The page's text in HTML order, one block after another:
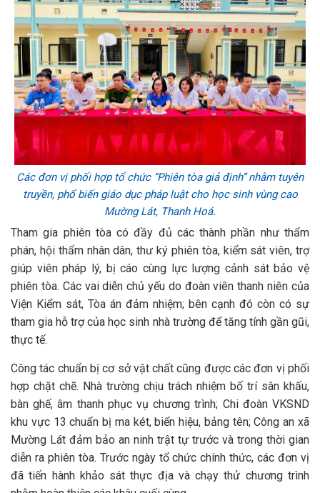
Các đơn vị phối hợp tổ chức “Phiên tòa giả định” nhằm tuyên
truyền, phổ biến giáo dục pháp luật cho học sinh vùng cao
Mường Lát, Thanh Hoá.
Tham gia phiên tòa có đầy đủ các thành phần như thẩm
phán, hội thẩm nhân dân, thư ký phiên tòa, kiểm sát viên, trợ
giúp viên pháp lý, bị cáo cùng lực lượng cảnh sát bảo vệ
phiên tòa. Các vai diễn chủ yếu do đoàn viên thanh niên của
Viện Kiểm sát, Tòa án đảm nhiệm; bên cạnh đó còn có sự
tham gia hỗ trợ của học sinh nhà trường để tăng tính gần gũi,
thực tế.
Công tác chuẩn bị cơ sở vật chất cũng được các đơn vị phối
hợp chặt chẽ. Nhà trường chịu trách nhiệm bố trí sân khấu,
bàn ghế, âm thanh phục vụ chương trình; Chi đoàn VKSND
khu vực 13 chuẩn bị ma két, biển hiệu, bảng tên; Công an xã
Mường Lát đảm bảo an ninh trật tự trước và trong thời gian
diễn ra phiên tòa. Trước ngày tổ chức chính thức, các đơn vị
đã tiến hành khảo sát thực địa và chạy thử chương trình